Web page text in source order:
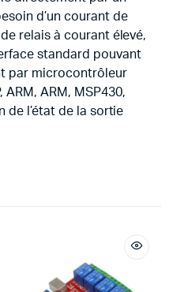
d’un courant de
relais à courant élevé,
standard pouvant
par microcontrôleur
ARM, ARM, MSP430,
de l’état de la sortie